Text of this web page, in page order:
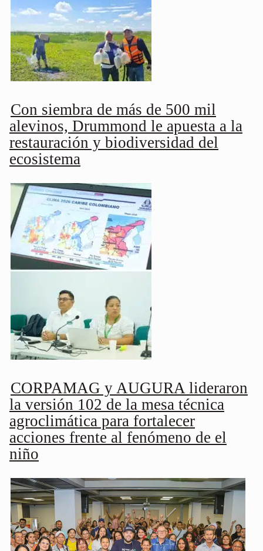
Con siembra de más de 500 mil
alevinos, Drummond le apuesta a la
restauración y biodiversidad del
ecosistema
CORPAMAG y AUGURA lideraron
la versión 102 de la mesa técnica
agroclimática para fortalecer
acciones frente al fenómeno de el
niño